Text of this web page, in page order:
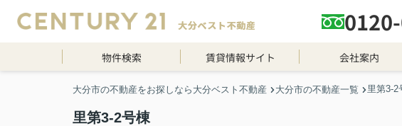
物件検索 賃貸情報サイト 会社案内
大分市の不動産をお探しなら大分ベスト不動産 大分市の不動産一覧 里第3-2
里第3-2号棟